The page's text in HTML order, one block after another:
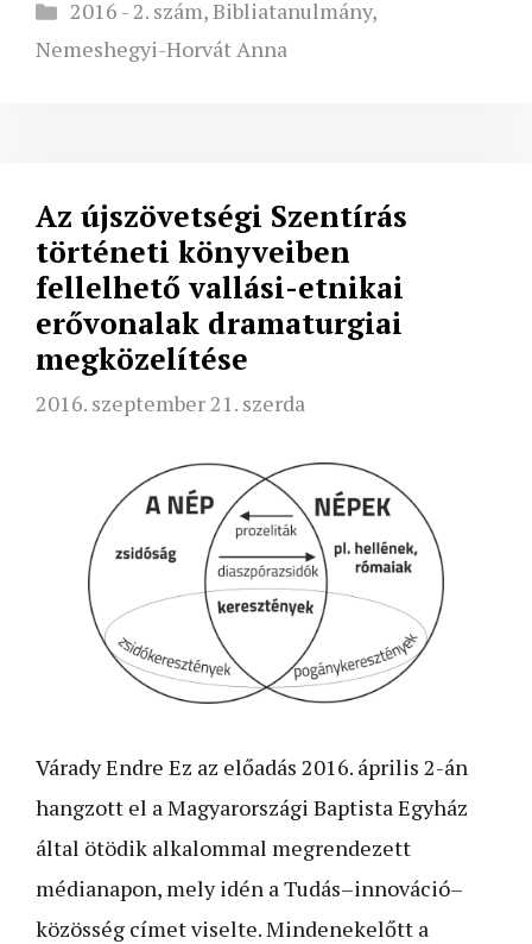
Kategória
2016 - 2. szám,Bibliatanulmány,
Nemeshegyi-Horvát Anna
Az újszövetségi Szentírás
történeti könyveiben
fellelhető vallási-etnikai
erővonalak dramaturgiai
megközelítése
2016. szeptember 21. szerda
Várady Endre Ez az előadás 2016. április 2-án
hangzott el a Magyarországi Baptista Egyház
által ötödik alkalommal megrendezett
médianapon, mely idén a Tudás–innováció–
közösség címet viselte. Mindenekelőtt a